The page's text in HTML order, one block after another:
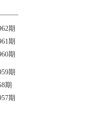
期
期
期
期
期
期